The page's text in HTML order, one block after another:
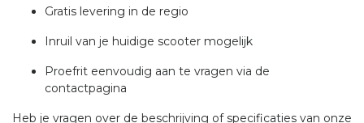
Gratis levering in de regio
Inruil van je huidige scooter mogelijk
Proefrit eenvoudig aan te vragen via de
contactpagina
Heb je vragen over de beschrijving of specificaties van onze